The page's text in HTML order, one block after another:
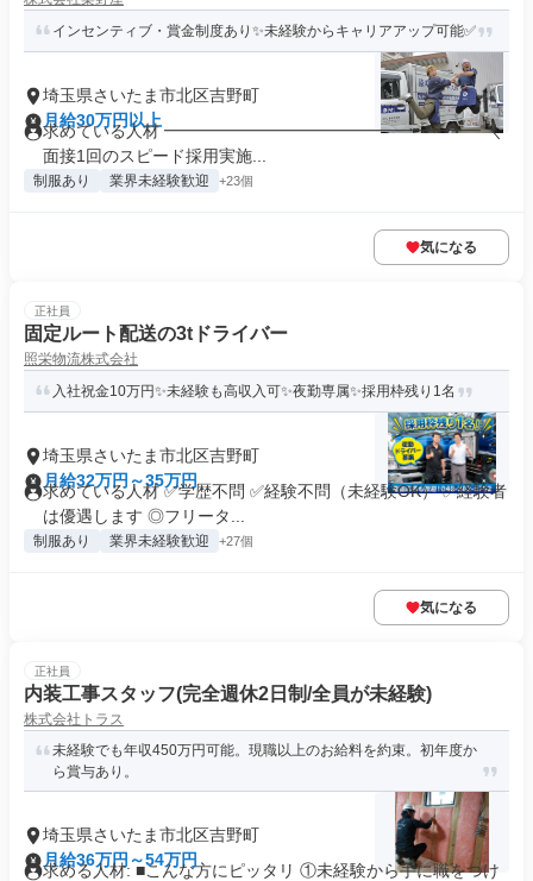
インセンティブ・賞金制度あり✨未経験からキャリアアップ可能✅
埼玉県さいたま市北区吉野町
月給30万円以上
求めている人材 ━━━━━━━━━━━━━━━━━━━ ＼
面接1回のスピード採用実施...
制服あり 業界未経験歓迎 +23個
気になる
正社員
固定ルート配送の3tドライバー
照栄物流株式会社
入社祝金10万円✨未経験も高収入可✨夜勤専属✨採用枠残り1名
埼玉県さいたま市北区吉野町
月給32万円～35万円
求めている人材 ✅学歴不問 ✅経験不問（未経験OK） ✅経験者
は優遇します ◎フリータ...
制服あり 業界未経験歓迎 +27個
気になる
正社員
内装工事スタッフ(完全週休2日制/全員が未経験)
株式会社トラス
未経験でも年収450万円可能。現職以上のお給料を約束。初年度か
ら賞与あり。
埼玉県さいたま市北区吉野町
月給36万円～54万円
求める人材: ■こんな方にピッタリ ①未経験から手に職をつけ